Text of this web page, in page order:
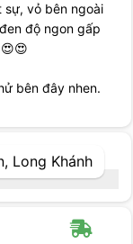
sự, vỏ bên ngoài
độ ngon gấp
bên đây nhen.
Long Khánh